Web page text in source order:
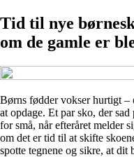
Tid til nye
om de gamle er
Børns fødder vokser hurtigt
at opdage. Et par sko, der
for små, når efteråret melder
om det er tid til at skifte
spotte tegnene og sikre, at dit